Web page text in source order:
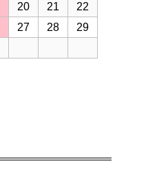
20 21
22
27 28
29